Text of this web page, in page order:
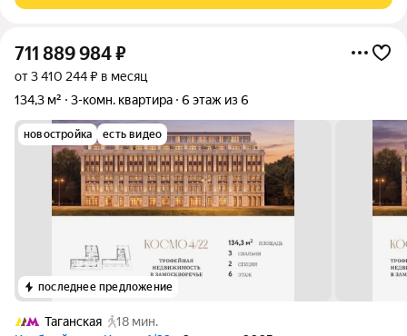
711 889 984₽
от 3 410 244 ₽ в месяц
134,3 м²
3-комн. квартира 6 этаж из 6
новостройка есть видео
последнее предложение
Таганская
18 мин.